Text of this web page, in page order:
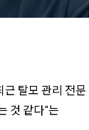
탈모 관리 전문
것 같다"는